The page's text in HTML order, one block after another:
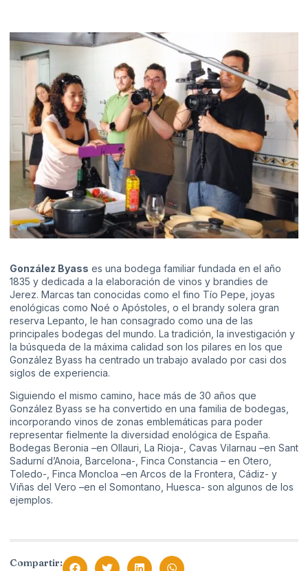
González Byass es una bodega familiar fundada en el año
1835 y dedicada a la elaboración de vinos y brandies de
Jerez. Marcas tan conocidas como el fino Tío Pepe, joyas
enológicas como Noé o Apóstoles, o el brandy solera gran
reserva Lepanto, le han consagrado como una de las
principales bodegas del mundo. La tradición, la investigación y
la búsqueda de la máxima calidad son los pilares en los que
González Byass ha centrado un trabajo avalado por casi dos
siglos de experiencia.
Siguiendo el mismo camino, hace más de 30 años que
González Byass se ha convertido en una familia de bodegas,
incorporando vinos de zonas emblemáticas para poder
representar fielmente la diversidad enológica de España.
Bodegas Beronia –en Ollauri, La Rioja-, Cavas Vilarnau –en Sant
Sadurní d’Anoia, Barcelona-, Finca Constancia – en Otero,
Toledo-, Finca Moncloa –en Arcos de la Frontera, Cádiz- y
Viñas del Vero –en el Somontano, Huesca- son algunos de los
ejemplos.
Compartir: